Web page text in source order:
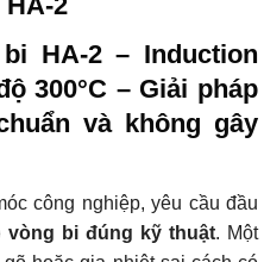
HA-2 – Induction
300°C – Giải pháp
và không gây
công nghiệp, yêu cầu đầu
vòng bi đúng kỹ thuật. Một